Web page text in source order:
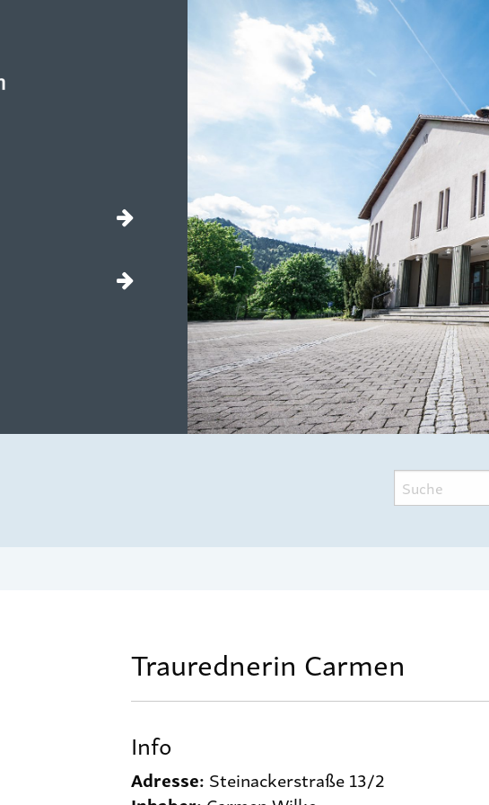
Traurednerin Carmen
Info
Adresse: Steinackerstraße 13/2